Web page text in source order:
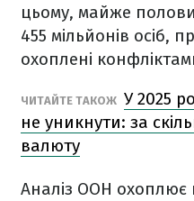
цьому, майже
455 мільйонів осіб,
охоплені
ЧИТАЙТЕ ТАКОЖ У 2025
не уникнути: за
валюту
Аналіз ООН охоплює